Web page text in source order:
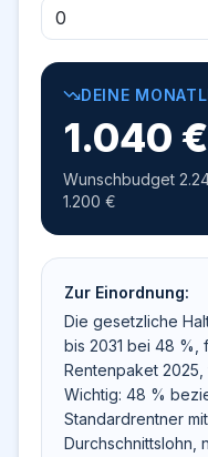
DEINE
1.040 €
Wunschbudget
1.200 €
Zur Einordnung:
Die gesetzliche
bis 2031 bei 48 %,
Rentenpaket 2025,
Wichtig: 48 %
Standardrentner
Durchschnittslohn,